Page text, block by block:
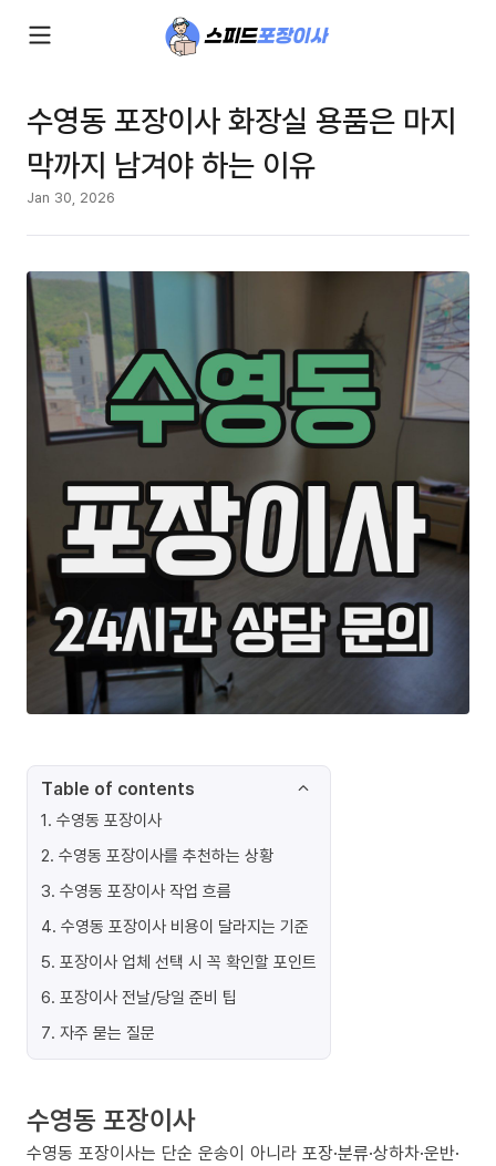
수영동 포장이사 화장실 용품은 마지
막까지 남겨야 하는 이유
Jan 30, 2026
Table of contents
1. 수영동 포장이사
2. 수영동 포장이사를 추천하는 상황
3. 수영동 포장이사 작업 흐름
4. 수영동 포장이사 비용이 달라지는 기준
5. 포장이사 업체 선택 시 꼭 확인할 포인트
6. 포장이사 전날/당일 준비 팁
7. 자주 묻는 질문
수영동 포장이사
수영동 포장이사는 단순 운송이 아니라 포장·분류·상하차·운반·